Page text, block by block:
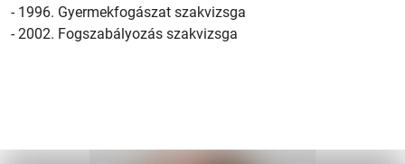
- 1996. Gyermekfogászat szakvizsga
- 2002. Fogszabályozás szakvizsga